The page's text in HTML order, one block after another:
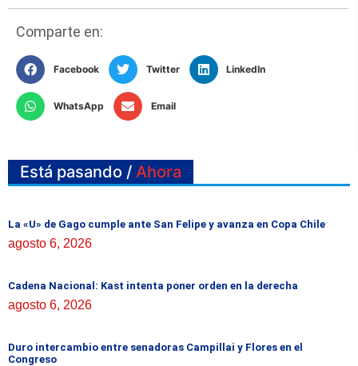
Comparte en:
Facebook Twitter LinkedIn
WhatsApp Email
Está pasando / Ahora
La «U» de Gago cumple ante San Felipe y avanza en Copa Chile
agosto 6, 2026
Cadena Nacional: Kast intenta poner orden en la derecha
agosto 6, 2026
Duro intercambio entre senadoras Campillai y Flores en el
Congreso